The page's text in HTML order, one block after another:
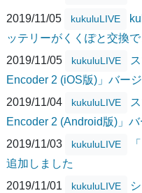
2019/11/05 kukuluLIVE
ッテリーがくくぽと交換
2019/11/05
kukuluLIVE
Encoder 2 (iOS版)」バー
2019/11/04
kukuluLIVE
Encoder 2 (Android版)」
2019/11/03
kukuluLIVE
追加しました
2019/11/01
kukuluLIVE